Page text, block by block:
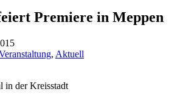
Premiere in Meppen
, Aktuell
in der Kreisstadt